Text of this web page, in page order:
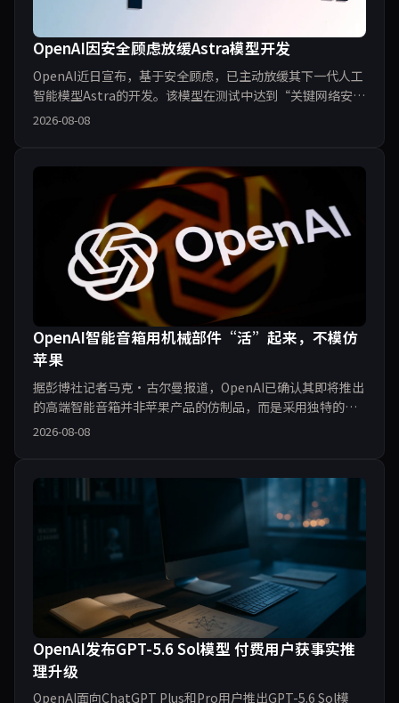
OpenAI因安全顾虑放缓Astra模型开发
OpenAI近日宣布，基于安全顾虑，已主动放缓其下一代人工
智能模型Astra的开发。该模型在测试中达到“关键网络安全
阈值”，能够独立识别并针对传统防护严密的现实系统发起
安全史上的重要转折
2026-08-08
OpenAI智能音箱用机械部件“活”起来，不模仿
苹果
据彭博社记者马克·古尔曼报道，OpenAI已确认其即将推出
的高端智能音箱并非苹果产品的仿制品，而是采用独特的机
械部件设计，使其显得“更有生命力”。这款设备将融入语
2026-08-08
OpenAI发布GPT-5.6 Sol模型 付费用户获事实推
理升级
OpenAI面向ChatGPT Plus和Pro用户推出GPT-5.6 Sol模